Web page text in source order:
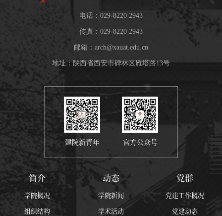
电话：029-8220 2943
传真：029-8220 2943
邮箱： arch@xauat.edu.cn
地址：陕西省西安市碑林区雁塔路13号
建院新青年 官方公众号
简介
学院概况
组织结构
动态
学院新闻
学术活动
党群
党建工作概况
党建动态